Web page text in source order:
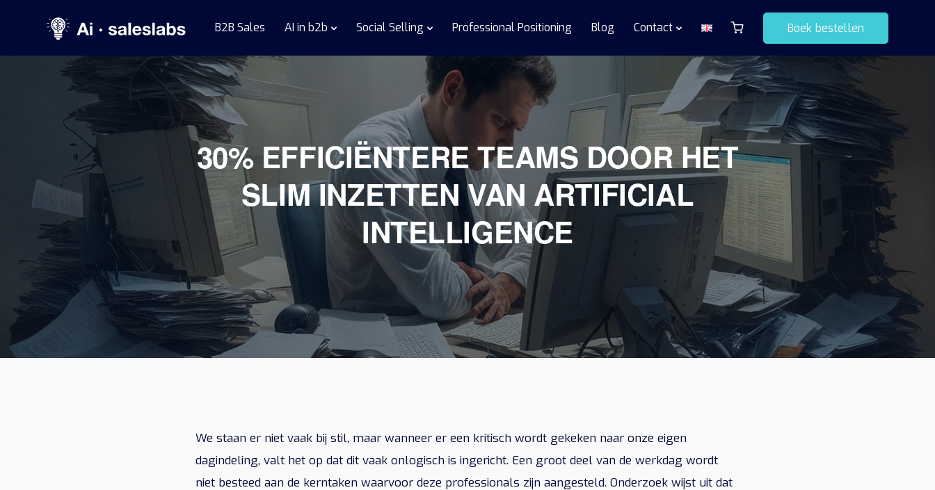
B2B Sales AI in b2b Social Selling Professional Positioning Blog Contact Boek bestellen
30% EFFICIËNTERE TEAMS DOOR HET
SLIM INZETTEN VAN ARTIFICIAL
INTELLIGENCE
We staan er niet vaak bij stil, maar wanneer er een kritisch wordt gekeken naar onze eigen
dagindeling, valt het op dat dit vaak onlogisch is ingericht. Een groot deel van de werkdag wordt
niet besteed aan de kerntaken waarvoor deze professionals zijn aangesteld. Onderzoek wijst uit dat